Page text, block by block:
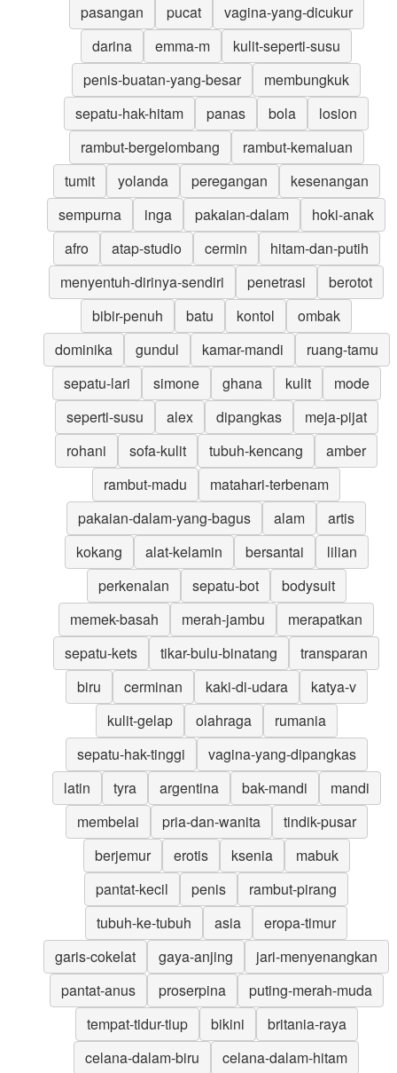
pasangan
pucat
vagina-yang-dicukur
darina
emma-m
kulit-seperti-susu
penis-buatan-yang-besar
membungkuk
sepatu-hak-hitam
panas bola
losion
rambut-bergelombang
rambut-kemaluan
tumit
yolanda peregangan
kesenangan
sempurna
inga pakaian-dalam
hoki-anak
afro
atap-studio cermin
hitam-dan-putih
menyentuh-dirinya-sendiri
penetrasi
berotot
bibir-penuh
batu kontol
ombak
dominika
gundul kamar-mandi
ruang-tamu
sepatu-lari
simone ghana kulit
mode
seperti-susu
alex dipangkas
meja-pijat
rohani
sofa-kulit tubuh-kencang
amber
rambut-madu
matahari-terbenam
pakaian-dalam-yang-bagus
alam
artis
kokang
alat-kelamin bersantai
lilian
perkenalan
sepatu-bot
bodysuit
memek-basah
merah-jambu
merapatkan
sepatu-kets
tikar-bulu-binatang
transparan
biru
cerminan kaki-di-udara
katya-v
kulit-gelap
olahraga
rumania
sepatu-hak-tinggi
vagina-yang-dipangkas
latin
tyra argentina bak-mandi
mandi
membelai
pria-dan-wanita
tindik-pusar
berjemur
erotis ksenia
mabuk
pantat-kecil
penis
rambut-pirang
tubuh-ke-tubuh
asia
eropa-timur
garis-cokelat
gaya-anjing
jari-menyenangkan
pantat-anus
proserpina
puting-merah-muda
tempat-tidur-tiup
bikini
britania-raya
celana-dalam-biru
celana-dalam-hitam